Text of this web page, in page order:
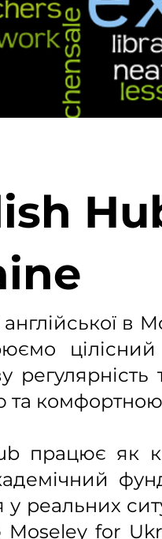
в
цілісний
та
працює як
реальних
for